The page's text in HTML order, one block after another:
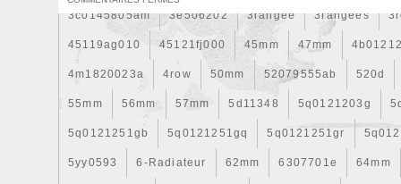
3c0145805am 3e506202 3rangée 3rangées
45119ag010 45121fj000 45mm 47mm
4m1820023a 4row 50mm 52079555ab 520d
55mm 56mm 57mm 5d11348 5q0121203g
5q0121251gb 5q0121251gq 5q0121251gr
5yy0593 6-Radiateur 62mm 6307701e 64mm